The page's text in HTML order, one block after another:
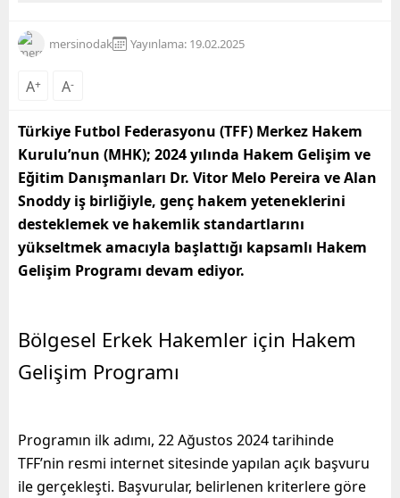
mersinodak Yayınlama: 19.02.2025
A+ A-
Türkiye Futbol Federasyonu (TFF) Merkez Hakem
Kurulu’nun (MHK); 2024 yılında Hakem Gelişim ve
Eğitim Danışmanları Dr. Vitor Melo Pereira ve Alan
Snoddy iş birliğiyle, genç hakem yeteneklerini
desteklemek ve hakemlik standartlarını
yükseltmek amacıyla başlattığı kapsamlı Hakem
Gelişim Programı devam ediyor.
Bölgesel Erkek Hakemler için Hakem
Gelişim Programı
Programın ilk adımı, 22 Ağustos 2024 tarihinde
TFF’nin resmi internet sitesinde yapılan açık başvuru
ile gerçekleşti. Başvurular, belirlenen kriterlere göre